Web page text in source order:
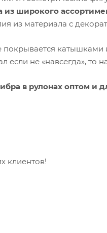
широкого
из материала с
покрывается катышками
если не «навсегда», то
в рулонах оптом и
клиентов!